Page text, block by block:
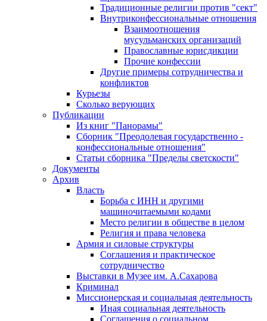
Традиционные религии против "сект"
Внутриконфессиональные отношения
Взаимоотношения
мусульманских организаций
Православные юрисдикции
Прочие конфессии
Другие примеры сотрудничества и
конфликтов
Курьезы
Сколько верующих
Публикации
Из книг "Панорамы"
Сборник "Преодолевая государственно -
конфессиональные отношения"
Статьи сборника "Пределы светскости"
Документы
Архив
Власть
Борьба с ИНН и другими
машиночитаемыми кодами
Место религии в обществе в целом
Религия и права человека
Армия и силовые структуры
Соглашения и практическое
сотрудничество
Выставки в Музее им. А.Сахарова
Криминал
Миссионерская и социальная деятельность
Иная социальная деятельность